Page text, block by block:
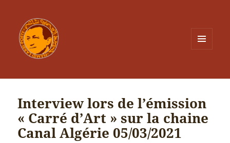
Interview lors de l’émission
« Carré d’Art » sur la chaine
Canal Algérie 05/03/2021